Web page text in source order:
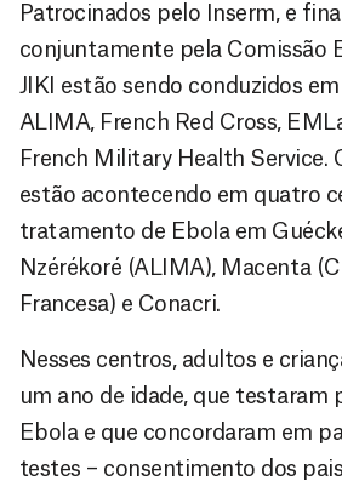
Patrocinados pelo Inserm, e
conjuntamente pela Comissão
JIKI estão sendo conduzidos
ALIMA, French Red Cross,
French Military Health Service.
estão acontecendo em quatro
tratamento de Ebola em
Nzérékoré (ALIMA), Macenta
Francesa) e Conacri.
Nesses centros, adultos e
um ano de idade, que testaram
Ebola e que concordaram em
testes – consentimento dos